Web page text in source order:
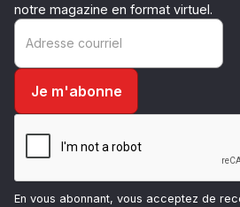
notre magazine en format virtuel.
En vous abonnant, vous acceptez de